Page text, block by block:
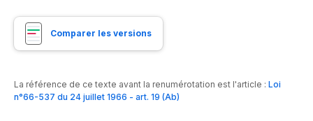
Comparer les versions
La référence de ce texte avant la renumérotation est l'article : Loi
n°66-537 du 24 juillet 1966 - art. 19 (Ab)